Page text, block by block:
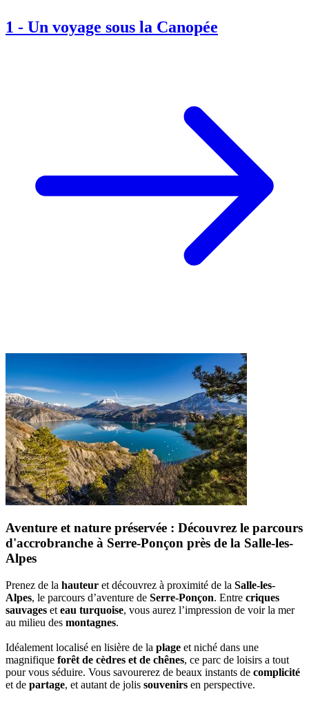
1 - Un voyage sous la Canopée
Aventure et nature préservée : Découvrez le parcours
d'accrobranche à Serre-Ponçon près de la Salle-les-
Alpes
Prenez de la hauteur et découvrez à proximité de la Salle-les-
Alpes, le parcours d’aventure de Serre-Ponçon. Entre criques
sauvages et eau turquoise, vous aurez l’impression de voir la mer
au milieu des montagnes.
Idéalement localisé en lisière de la plage et niché dans une
magnifique forêt de cèdres et de chênes, ce parc de loisirs a tout
pour vous séduire. Vous savourerez de beaux instants de complicité
et de partage, et autant de jolis souvenirs en perspective.